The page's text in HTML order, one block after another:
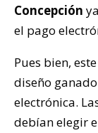
Concepción
el pago
Pues bien,
diseño
electrónica.
debían elegir